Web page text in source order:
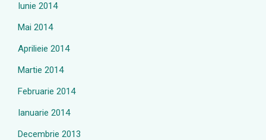
Iunie 2014
Mai 2014
Aprilieie 2014
Martie 2014
Februarie 2014
Ianuarie 2014
Decembrie 2013